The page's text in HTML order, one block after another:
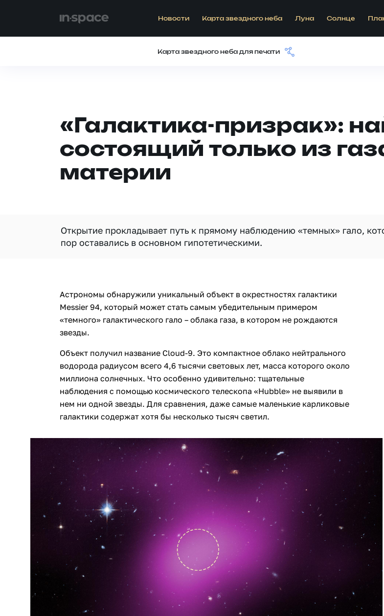
Новости Карта звездного неба Луна Солнце
Карта звездного неба для печати
«Галактика-призрак»:
состоящий только из
материи
Открытие прокладывает путь к прямому наблюдению «темных» гало,
пор оставались в основном гипотетическими.
Астрономы обнаружили уникальный объект в окрестностях галактики
Messier 94, который может стать самым убедительным примером
«темного» галактического гало – облака газа, в котором не рождаются
звезды.
Объект получил название Cloud‑9. Это компактное облако нейтрального
водорода радиусом всего 4,6 тысячи световых лет, масса которого около
миллиона солнечных. Что особенно удивительно: тщательные
наблюдения с помощью космического телескопа «Hubble» не выявили в
нем ни одной звезды. Для сравнения, даже самые маленькие карликовые
галактики содержат хотя бы несколько тысяч светил.